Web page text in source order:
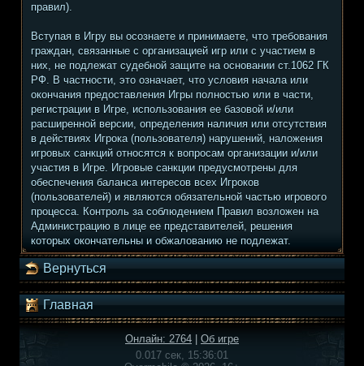
правил).
Вступая в Игру вы осознаете и принимаете, что требования
граждан, связанные с организацией игр или с участием в
них, не подлежат судебной защите на основании ст.1062 ГК
РФ. В частности, это означает, что условия начала или
окончания предоставления Игры полностью или в части,
регистрации в Игре, использования ее базовой и/или
расширенной версии, определения наличия или отсутствия
в действиях Игрока (пользователя) нарушений, наложения
игровых санкций относятся к вопросам организации и/или
участия в Игре. Игровые санкции предусмотрены для
обеспечения баланса интересов всех Игроков
(пользователей) и являются обязательной частью игрового
процесса. Контроль за соблюдением Правил возложен на
Администрацию в лице ее представителей, решения
которых окончательны и обжалованию не подлежат.
Вернуться
Главная
Онлайн: 2764
Об игре
0.017 сек, 15:36:01